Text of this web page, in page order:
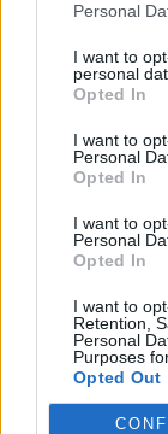
Personal
I want to
personal
Opted In
I want to
Personal
Opted In
I want to
Personal
Opted In
I want to
Retention,
Personal
Purposes
Opted Out
7 κοντά
λεπτά
⸻25